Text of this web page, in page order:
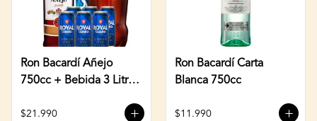
Ron Bacardí Añejo
750cc + Bebida 3 Litros
470cc
$21.990
Ron Bacardí Carta
Blanca 750cc
$11.990